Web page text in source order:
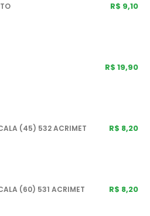
R$ 9,10
R$ 19,90
(45) 532 ACRIMET R$ 8,20
(60) 531 ACRIMET R$ 8,20